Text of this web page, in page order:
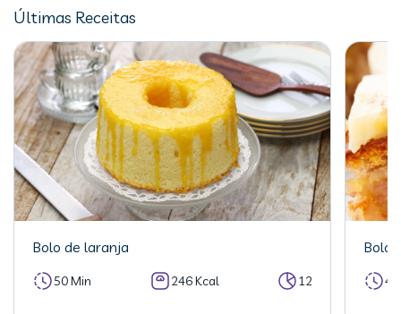
Últimas Receitas
Bolo de laranja
50 Min 246 Kcal 12
Bolo